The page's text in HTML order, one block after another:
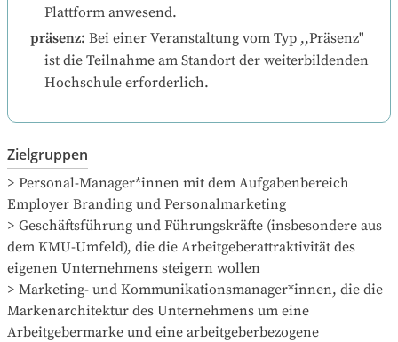
Plattform anwesend.
präsenz: Bei einer Veranstaltung vom Typ ,,Präsenz"
ist die Teilnahme am Standort der weiterbildenden
Hochschule erforderlich.
Zielgruppen
> Personal-Manager*innen mit dem Aufgabenbereich
Employer Branding und Personalmarketing
> Geschäftsführung und Führungskräfte (insbesondere aus
dem KMU-Umfeld), die die Arbeitgeberattraktivität des
eigenen Unternehmens steigern wollen
> Marketing- und Kommunikationsmanager*innen, die die
Markenarchitektur des Unternehmens um eine
Arbeitgebermarke und eine arbeitgeberbezogene